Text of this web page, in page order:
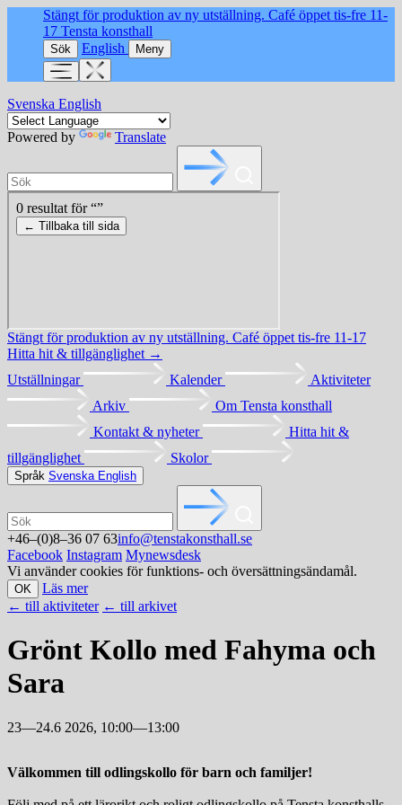
Stängt för produktion av ny utställning. Café öppet tis-fre 11-
17 Tensta konsthall
Sök English Meny
Svenska English
Powered by Translate
Stängt för produktion av ny utställning. Café öppet tis-fre 11-17
Hitta hit & tillgänglighet →
Utställningar
Kalender
Aktiviteter
Arkiv
Om Tensta konsthall
Kontakt & nyheter
Hitta hit &
tillgänglighet
Skolor
Språk Svenska English
+46–(0)8–36 07 63info@tenstakonsthall.se
Facebook Instagram Mynewsdesk
Vi använder cookies för funktions- och översättningsändamål.
OK
Läs mer
← till aktiviteter ← till arkivet
Grönt Kollo med Fahyma och
Sara
23—24.6 2026, 10:00—13:00
Välkommen till odlingskollo för barn och familjer!